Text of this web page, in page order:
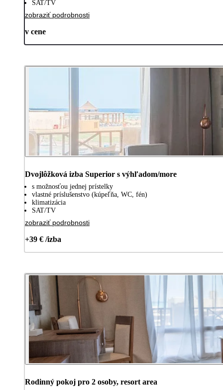
SAT/TV
zobraziť podrobnosti
v cene
Dvojlôžková izba Superior s výhľadom/more
s možnosťou jednej prístelky
vlastné príslušenstvo (kúpeľňa, WC, fén)
klimatizácia
SAT/TV
zobraziť podrobnosti
+39 € /izba
Rodinný pokoj pro 2 osoby, resort area